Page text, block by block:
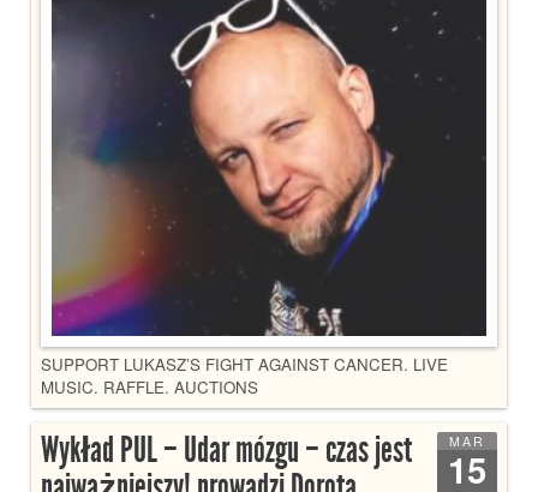
SUPPORT LUKASZ’S FIGHT AGAINST CANCER. LIVE
MUSIC. RAFFLE. AUCTIONS
MAR
15
Wykład PUL – Udar mózgu – czas jest